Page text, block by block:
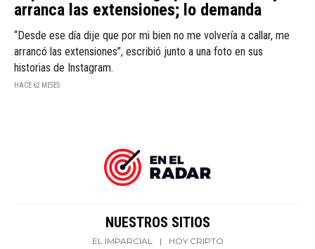
arranca las extensiones; lo demanda
“Desde ese día dije que por mi bien no me volvería a callar, me
arrancó las extensiones”, escribió junto a una foto en sus
historias de Instagram.
HACE 62 MESES
NUESTROS SITIOS
EL IMPARCIAL | HOY CRIPTO